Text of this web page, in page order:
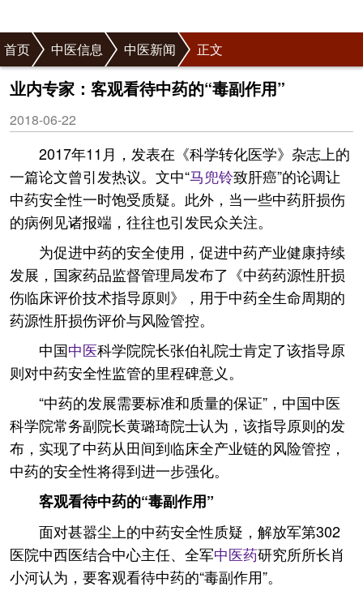
首页 中医信息 中医新闻 正文
业内专家：客观看待中药的“毒副作用”
2018-06-22
2017年11月，发表在《科学转化医学》杂志上的
一篇论文曾引发热议。文中“马兜铃致肝癌”的论调让
中药安全性一时饱受质疑。此外，当一些中药肝损伤
的病例见诸报端，往往也引发民众关注。
为促进中药的安全使用，促进中药产业健康持续
发展，国家药品监督管理局发布了《中药药源性肝损
伤临床评价技术指导原则》，用于中药全生命周期的
药源性肝损伤评价与风险管控。
中国中医科学院院长张伯礼院士肯定了该指导原
则对中药安全性监管的里程碑意义。
“中药的发展需要标准和质量的保证”，中国中医
科学院常务副院长黄璐琦院士认为，该指导原则的发
布，实现了中药从田间到临床全产业链的风险管控，
中药的安全性将得到进一步强化。
客观看待中药的“毒副作用”
面对甚嚣尘上的中药安全性质疑，解放军第302
医院中西医结合中心主任、全军中医药研究所所长肖
小河认为，要客观看待中药的“毒副作用”。